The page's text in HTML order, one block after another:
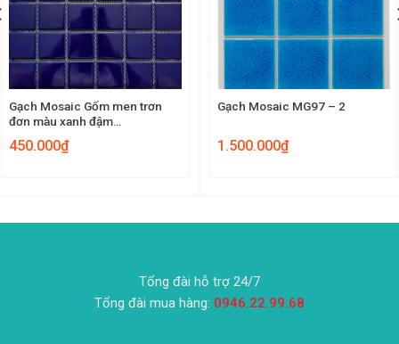
Gạch Mosaic Gốm men trơn
đơn màu xanh đậm
48x48x6mm MG48-10
450.000₫
Gạch Mosaic MG97 – 2
1.500.000₫
Tổng đài hỗ trợ 24/7
Tổng đài mua hàng: 0946.22.99.68